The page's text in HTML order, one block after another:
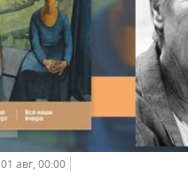
01 авг, 00:00